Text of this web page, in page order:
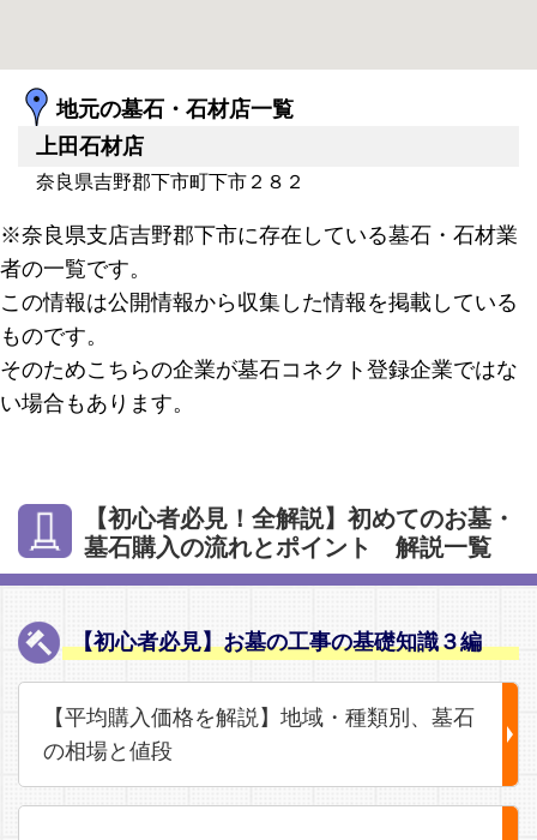
地元の墓石・石材店一覧
上田石材店
奈良県吉野郡下市町下市２８２
※奈良県支店吉野郡下市に存在している墓石・石材業
者の一覧です。
この情報は公開情報から収集した情報を掲載している
ものです。
そのためこちらの企業が墓石コネクト登録企業ではな
い場合もあります。
【初心者必見！全解説】初めてのお墓・
墓石購入の流れとポイント 解説一覧
【初心者必見】お墓の工事の基礎知識３編
【平均購入価格を解説】地域・種類別、墓石
の相場と値段